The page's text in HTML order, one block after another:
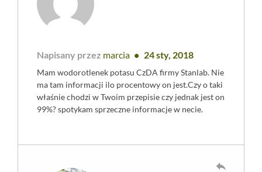
Napisany przez marcia 24 sty, 2018
Mam wodorotlenek potasu CzDA firmy Stanlab. Nie
ma tam informacji ilo procentowy on jest.Czy o taki
właśnie chodzi w Twoim przepisie czy jednak jest on
99%? spotykam sprzeczne informacje w necie.
reply